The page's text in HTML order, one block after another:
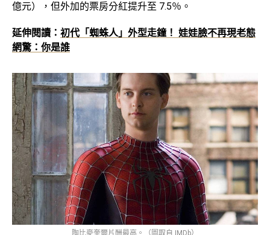
億元），但外加的票房分紅提升至 7.5％。
延伸閱讀： 初代「蜘蛛人」外型走鐘！ 娃娃臉不再現老態
網驚：你是誰